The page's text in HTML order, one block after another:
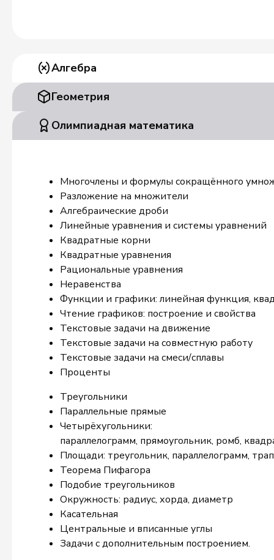
Алгебра
Геометрия
Олимпиадная математика
Многочлены и формулы сокращённого
Разложение на множители
Алгебраические дроби
Линейные уравнения и системы уравнений
Квадратные корни
Квадратные уравнения
Рациональные уравнения
Неравенства
Функции и графики: линейная функция,
Чтение графиков: построение и свойства
Текстовые задачи на движение
Текстовые задачи на совместную работу
Текстовые задачи на смеси/сплавы
Проценты
Треугольники
Параллельные прямые
Четырёхугольники:
параллелограмм, прямоугольник, ромб,
Площади: треугольник, параллелограмм,
Теорема Пифагора
Подобие треугольников
Окружность: радиус, хорда, диаметр
Касательная
Центральные и вписанные углы
Задачи с дополнительным построением.